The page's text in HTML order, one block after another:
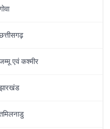
एवं कश्‍मीर
शेफ्स: अनलिमिटेड एंटरटेनमेंट’ के